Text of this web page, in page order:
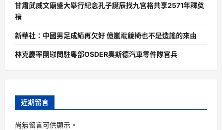
甘肅武威文廟盛大舉行紀念孔子誕辰找九宮格共享2571年釋奠
禮
新華社：中國男足成績再欠好 億嵐電競椅也不是造謠的來由
林克慶率團慰問駐粵部OSDER奧斯德汽車零件隊官兵
近期留言
尚無留言可供顯示。